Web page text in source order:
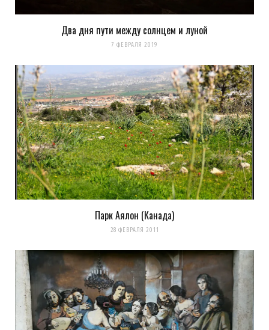
Два дня пути между солнцем и луной
7 ФЕВРАЛЯ 2019
Парк Аялон (Канада)
28 ФЕВРАЛЯ 2011